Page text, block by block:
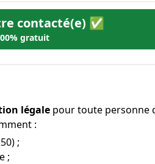
contacté(e) ✅
gratuit
légale pour toute personne
:
;
;